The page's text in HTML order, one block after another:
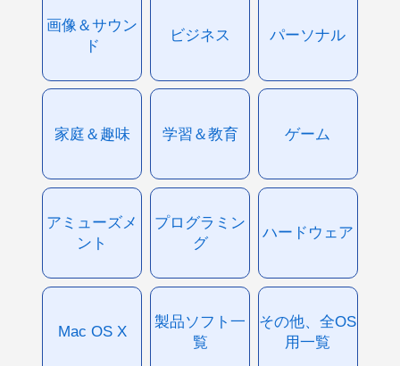
画像＆サウン
ド
ビジネス パーソナル
家庭＆趣味 学習＆教育 ゲーム
アミューズメ
ント
プログラミン
グ
ハードウェア
Mac OS X
製品ソフト一
覧
その他、全OS
用一覧